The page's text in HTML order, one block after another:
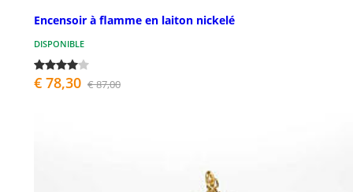
Encensoir à flamme en laiton nickelé
DISPONIBLE
€ 78,30 € 87,00